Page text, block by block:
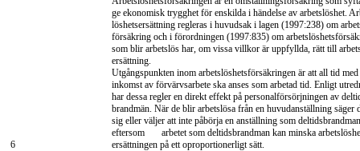
ge ekonomisk trygghet för enskilda i händelse av arbetslöshet.
löshetsersättning regleras i huvudsak i lagen (1997:238) om
försäkring och i förordningen (1997:835) om
som blir arbetslös har, om vissa villkor är uppfyllda, rätt till
ersättning.
Utgångspunkten inom arbetslöshetsförsäkringen är att all tid med
inkomst av förvärvsarbete ska anses som arbetad tid. Enligt
har dessa regler en direkt effekt på personalförsörjningen av
brandmän. När de blir arbetslösa från en huvudanställning säger
sig eller väljer att inte påbörja en anställning som
eftersom
arbetet som deltidsbrandman kan minska
6
ersättningen på ett oproportionerligt sätt.